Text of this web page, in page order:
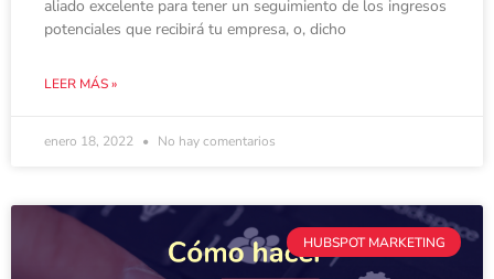
aliado excelente para tener un seguimiento de los ingresos
potenciales que recibirá tu empresa, o, dicho
LEER MÁS »
enero 18, 2022 No hay comentarios
HUBSPOT MARKETING